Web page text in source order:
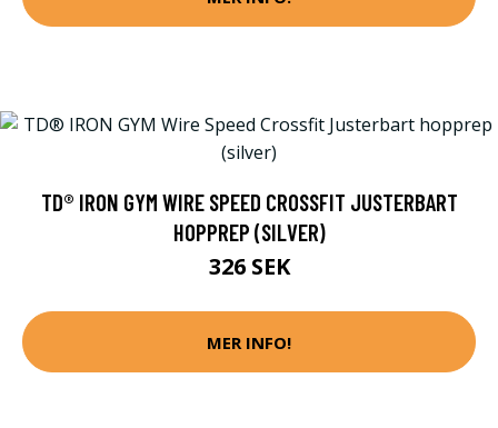
TD® IRON GYM WIRE SPEED CROSSFIT JUSTERBART
HOPPREP (SILVER)
326 SEK
MER INFO!